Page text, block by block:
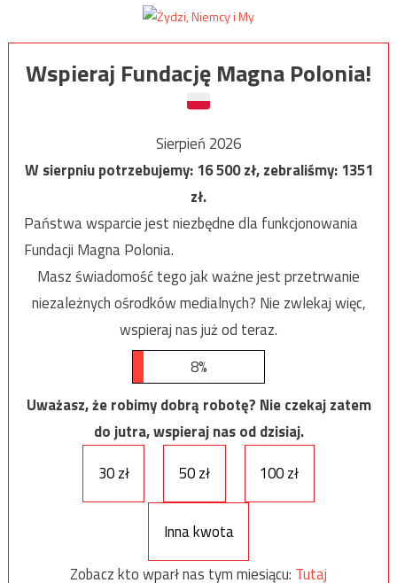
Wspieraj Fundację Magna Polonia!
Sierpień 2026
W sierpniu potrzebujemy:16 500zł, zebraliśmy:1351
zł.
Państwa wsparcie jest niezbędne dla funkcjonowania
Fundacji Magna Polonia.
Masz świadomość tego jak ważne jest przetrwanie
niezależnych ośrodków medialnych? Nie zwlekaj więc,
wspieraj nas już od teraz.
8%
Uważasz, że robimy dobrą robotę? Nie czekaj zatem
do jutra, wspieraj nas od dzisiaj.
30 zł
50 zł 100 zł
Inna kwota
Zobacz kto wparł nas tym miesiącu: Tutaj